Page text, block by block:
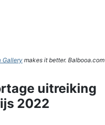
Gallery makes it better. Balbooa.com
uitreiking
2022